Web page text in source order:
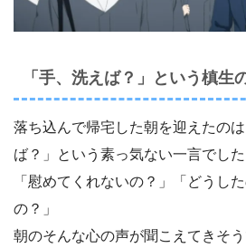
「手、洗えば？」という槙生
落ち込んで帰宅した朝を迎えたの
ば？」という素っ気ない一言でした
「慰めてくれないの？」「どうし
の？」
朝のそんな心の声が聞こえてきそ